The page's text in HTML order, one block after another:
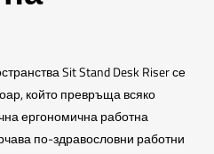
Sit Stand Desk Riser се
който превръща всяко
ергономична работна
по-здравословни работни